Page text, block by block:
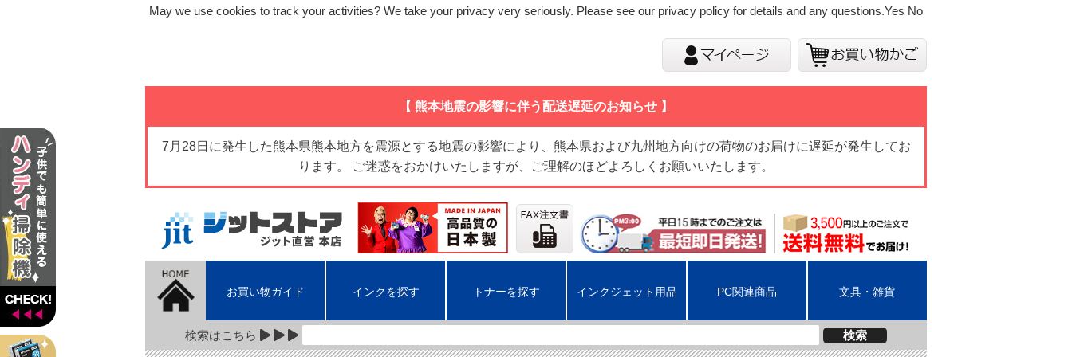
【 熊本地震の影響に伴う配送遅延のお知らせ 】
7月28日に発生した熊本県熊本地方を震源とする地震の影響により、熊本県および九州地方向けの荷物のお届けに遅延が発生してお
ります。 ご迷惑をおかけいたしますが、ご理解のほどよろしくお願いいたします。
お買い物ガイド インクを探す トナーを探す インクジェット用品 PC関連商品 文具・雑貨
検索はこちら 検索
May we use cookies to track your activities? We take your privacy very seriously. Please see our privacy policy for details and any questions.Yes No